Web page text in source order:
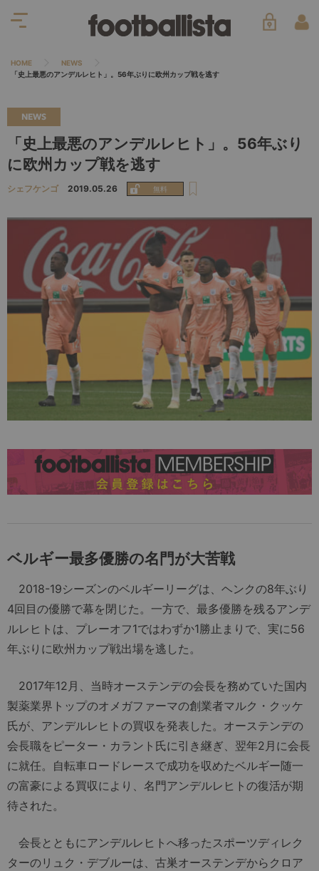
HOME
NEWS
「史上最悪のアンデルレヒト」。56年ぶりに欧州カップ戦を逃す
NEWS
「史上最悪のアンデルレヒト」。56年ぶり
に欧州カップ戦を逃す
シェフケンゴ 2019.05.26
ベルギー最多優勝の名門が大苦戦
2018-19シーズンのベルギーリーグは、ヘンクの8年ぶり
4回目の優勝で幕を閉じた。一方で、最多優勝を残るアンデ
ルレヒトは、プレーオフ1ではわずか1勝止まりで、実に56
年ぶりに欧州カップ戦出場を逃した。
2017年12月、当時オーステンデの会長を務めていた国内
製薬業界トップのオメガファーマの創業者マルク・クッケ
氏が、アンデルレヒトの買収を発表した。オーステンデの
会長職をピーター・カラント氏に引き継ぎ、翌年2月に会長
に就任。自転車ロードレースで成功を収めたベルギー随一
の富豪による買収により、名門アンデルレヒトの復活が期
待された。
会長とともにアンデルレヒトへ移ったスポーツディレク
ターのリュク・デブルーは、古巣オーステンデからクロア